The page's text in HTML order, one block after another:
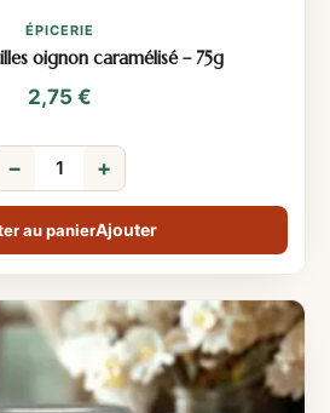
ÉPICERIE
oignon caramélisé – 75g
2,75 €
− +
au panier